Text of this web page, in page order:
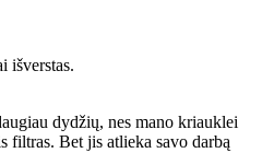
išverstas.
dydžių, nes mano kriauklei
filtras. Bet jis atlieka savo darbą